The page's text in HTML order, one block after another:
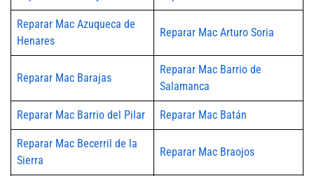
Reparar Mac Azuqueca de
Henares
Reparar Mac Arturo Soria
Reparar Mac Barajas
Reparar Mac Barrio de
Salamanca
Reparar Mac Barrio del Pilar Reparar Mac Batán
Reparar Mac Becerril de la
Sierra
Reparar Mac Braojos